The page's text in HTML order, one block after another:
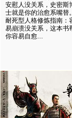
安慰人没关系，史密斯
士就是你的治愈系嘴替。
耐死型人格修炼指南：
易崩溃没关系，这本书
你容易自愈...